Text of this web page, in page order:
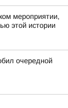
мероприятии,
этой истории
очередной